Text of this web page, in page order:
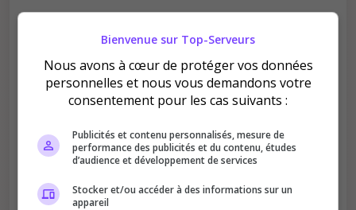
Améliore le classement
Votre vote aide le serveur à monter dans le
classement
Bienvenue sur Top-Serveurs
Nous avons à cœur de protéger vos données
personnelles et nous vous demandons votre
consentement pour les cas suivants :
Publicités et contenu personnalisés, mesure de
performance des publicités et du contenu, études
d’audience et développement de services
Stocker et/ou accéder à des informations sur un
appareil